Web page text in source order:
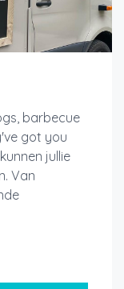
barbecue
got you
jullie
Van